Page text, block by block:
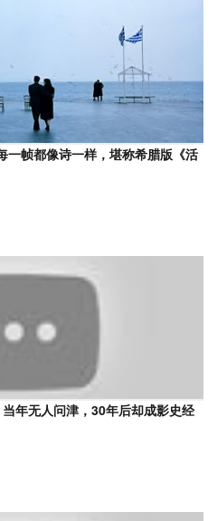
一帧都像诗一样，堪称希腊版《活
年无人问津，30年后却成影史经